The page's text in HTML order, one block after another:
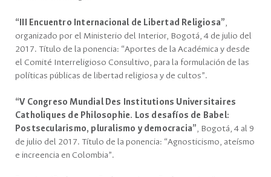
“III Encuentro Internacional de Libertad Religiosa”,
organizado por el Ministerio del Interior, Bogotá, 4 de julio del
2017. Título de la ponencia: “Aportes de la Académica y desde
el Comité Interreligioso Consultivo, para la formulación de las
políticas públicas de libertad religiosa y de cultos”.
“V Congreso Mundial Des Institutions Universitaires
Catholiques de Philosophie. Los desafíos de Babel:
Postsecularismo, pluralismo y democracia”, Bogotá, 4 al 9
de julio del 2017. Título de la ponencia: “Agnosticismo, ateísmo
e increencia en Colombia”.